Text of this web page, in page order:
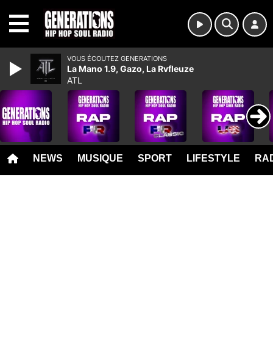
NEWS MUSIQUE SPORT LIFESTYLE
VOUS ÉCOUTEZ GENERATIONS
La Mano 1.9, Gazo, La Rvfleuze
ATL